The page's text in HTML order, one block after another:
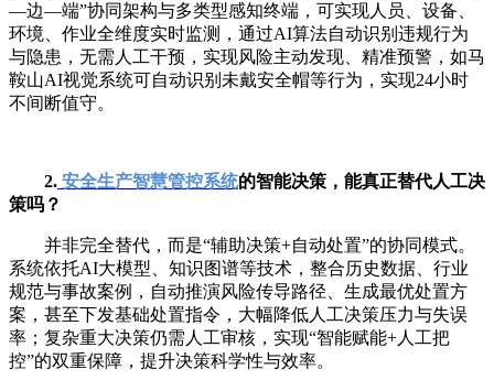
—边—端”协同架构与多类型感知终端，可实现人员、设备、
环境、作业全维度实时监测，通过AI算法自动识别违规行为
与隐患，无需人工干预，实现风险主动发现、精准预警，如马
鞍山AI视觉系统可自动识别未戴安全帽等行为，实现24小时
不间断值守。
2. 安全生产智慧管控系统的智能决策，能真正替代人工决
策吗？
并非完全替代，而是“辅助决策+自动处置”的协同模式。
系统依托AI大模型、知识图谱等技术，整合历史数据、行业
规范与事故案例，自动推演风险传导路径、生成最优处置方
案，甚至下发基础处置指令，大幅降低人工决策压力与失误
率；复杂重大决策仍需人工审核，实现“智能赋能+人工把
控”的双重保障，提升决策科学性与效率。